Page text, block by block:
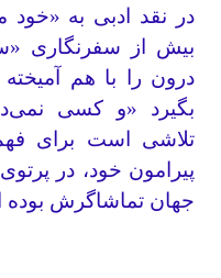
در نقد ادبی به
بیش از سفرنگاری
درون را با هم
بگیرد «و کسی
تلاشی است برای
پیرامون خود، در
جهان تماشاگرش